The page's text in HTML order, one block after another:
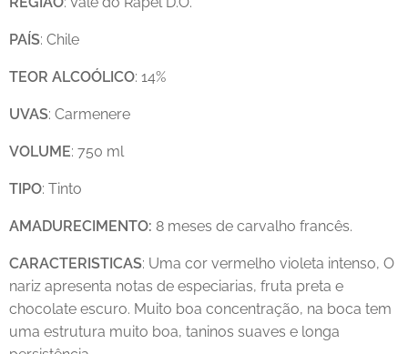
PAÍS: Chile
TEOR ALCOÓLICO: 14%
UVAS: Carmenere
VOLUME: 750 ml
TIPO: Tinto
AMADURECIMENTO: 8 meses de carvalho francês.
CARACTERISTICAS: Uma cor vermelho violeta intenso, O
nariz apresenta notas de especiarias, fruta preta e
chocolate escuro. Muito boa concentração, na boca tem
uma estrutura muito boa, taninos suaves e longa